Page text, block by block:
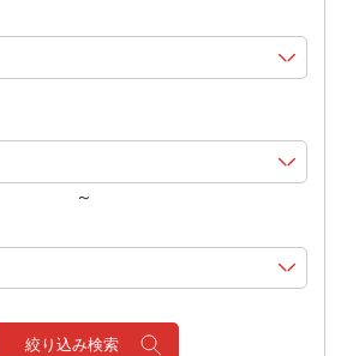
～
絞り込み検索